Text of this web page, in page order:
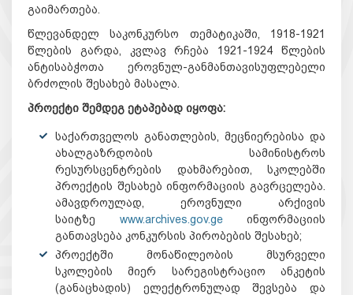
გაიმართება.
წლევანდელ საკონკურსო თემატიკაში, 1918-1921
წლების გარდა, კვლავ რჩება 1921-1924 წლების
ანტისაბჭოთა ეროვნულ-განმანთავისუფლებელი
ბრძოლის შესახებ მასალა.
პროექტი შემდეგ ეტაპებად იყოფა:
საქართველოს განათლების, მეცნიერებისა და
ახალგაზრდობის სამინისტროს
რესურსცენტრების დახმარებით, სკოლებში
პროექტის შესახებ ინფორმაციის გავრცელება.
ამავდროულად, ეროვნული არქივის
საიტზე www.archives.gov.geინფორმაციის
განთავსება კონკურსის პირობების შესახებ;
პროექტში მონაწილეობის მსურველი
სკოლების მიერ სარეგისტრაციო ანკეტის
(განაცხადის) ელექტრონულად შევსება და